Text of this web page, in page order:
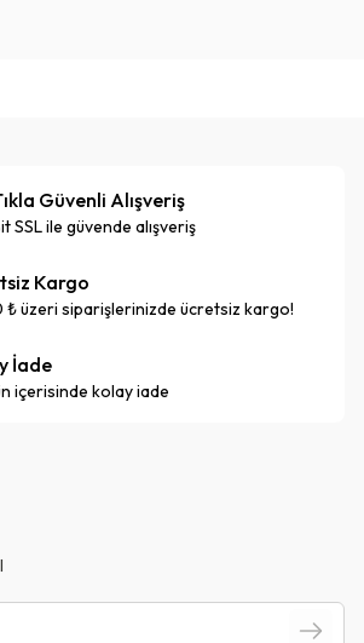
Güvenli Alışveriş
SSL ile güvende alışveriş
Kargo
üzeri siparişlerinizde ücretsiz kargo!
İade
içerisinde kolay iade